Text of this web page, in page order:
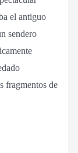
el antiguo
sendero
de